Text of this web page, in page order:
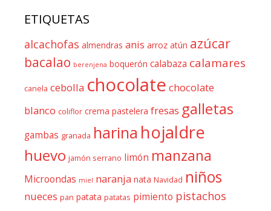
ETIQUETAS
alcachofas almendras anis arroz atún azúcar
bacalao berenjena boquerón calabaza calamares
canela cebolla chocolate chocolate
blanco coliflor crema pastelera fresas galletas
gambas granada harina hojaldre
huevo jamón serrano limón manzana
Microondas miel naranja nata Navidad niños
nueces pan patata patatas pimiento pistachos